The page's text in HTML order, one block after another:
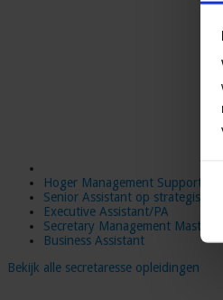
Hoger Management Support
Senior Assistant op strategisch
Executive Assistant/PA
Secretary Management Master
Business Assistant
Bekijk alle secretaresse opleidingen